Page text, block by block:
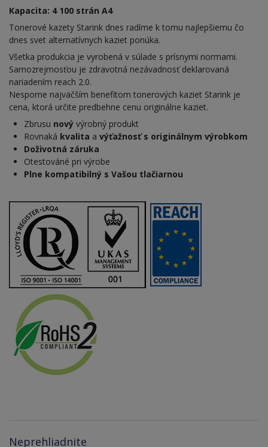
Kapacita: 4 100 strán A4
Tonerové kazety Starink dnes radíme k tomu najlepšiemu čo
dnes svet alternatívnych kaziet ponúka.
Všetka produkcia je vyrobená v súlade s prísnymi normami.
Samozrejmosťou je zdravotná nezávadnosť deklarovaná
nariadením reach 2.0.
Nesporne najväčším benefitom tonerových kaziet Starink je
cena, ktorá určite predbehne cenu originálne kaziet.
Zbrusu nový výrobný produkt
Rovnaká kvalita a výťažnosť s originálnym výrobkom
Doživotná záruka
Otestováné pri výrobe
Plne kompatibilný s Vašou tlačiarnou
Neprehliadnite